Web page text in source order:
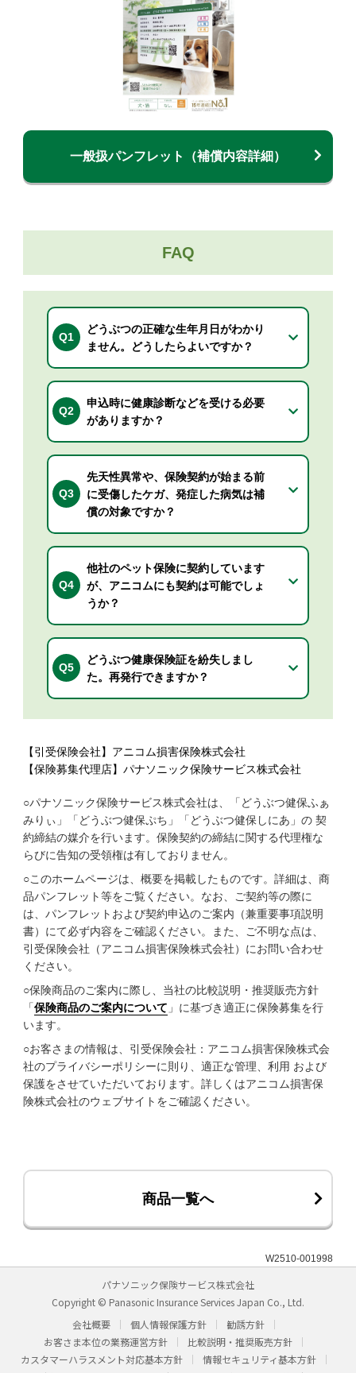
一般扱パンフレット（補償内容詳細）
FAQ
Q1
どうぶつの正確な生年月日がわかり
ません。どうしたらよいですか？
Q2
申込時に健康診断などを受ける必要
がありますか？
Q3
先天性異常や、保険契約が始まる前
に受傷したケガ、発症した病気は補
償の対象ですか？
Q4
他社のペット保険に契約しています
が、アニコムにも契約は可能でしょ
うか？
Q5
どうぶつ健康保険証を紛失しまし
た。再発行できますか？
【引受保険会社】アニコム損害保険株式会社
【保険募集代理店】パナソニック保険サービス株式会社
○パナソニック保険サービス株式会社は、「どうぶつ健保ふぁ
みりぃ」「どうぶつ健保ぷち」「どうぶつ健保しにあ」の 契
約締結の媒介を行います。保険契約の締結に関する代理権な
らびに告知の受領権は有しておりません。
○このホームページは、概要を掲載したものです。詳細は、商
品パンフレット等をご覧ください。なお、ご契約等の際に
は、パンフレットおよび契約申込のご案内（兼重要事項説明
書）にて必ず内容をご確認ください。また、ご不明な点は、
引受保険会社（アニコム損害保険株式会社）にお問い合わせ
ください。
○保険商品のご案内に際し、当社の比較説明・推奨販売方針
「保険商品のご案内について 」に基づき適正に保険募集を行
います。
○お客さまの情報は、引受保険会社：アニコム損害保険株式会
社のプライバシーポリシーに則り、適正な管理、利用 および
保護をさせていただいております。詳しくはアニコム損害保
険株式会社のウェブサイトをご確認ください。
商品一覧へ
W2510-001998
パナソニック保険サービス株式会社
Copyright © Panasonic Insurance Services Japan Co., Ltd.
会社概要
個人情報保護方針
勧誘方針
お客さま本位の業務運営方針
比較説明・推奨販売方針
カスタマーハラスメント対応基本方針
情報セキュリティ基本方針